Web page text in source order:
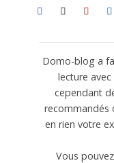
Domo-blog a
lecture
cependant
recommandés
en rien votre
Vous